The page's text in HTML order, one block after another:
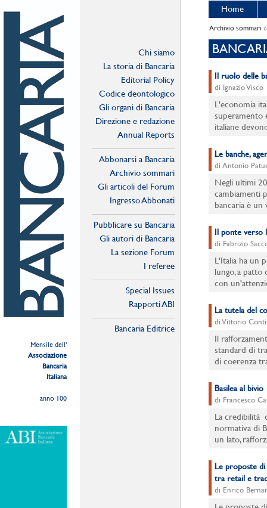
Mensile dell'
Associazione
Bancaria
Italiana
anno 100
Chi siamo
La storia di Bancaria
Editorial Policy
Codice deontologico
Gli organi di Bancaria
Direzione e redazione
Annual Reports
Abbonarsi a Bancaria
Archivio sommari
Gli articoli del Forum
Ingresso Abbonati
Pubblicare su Bancaria
Gli autori di Bancaria
La sezione Forum
I referee
Special Issues
Rapporti ABI
Bancaria Editrice
Home
Archivio sommari
Il ruolo delle
di Ignazio Visco
L'economia
superamento
italiane
Le banche,
di Antonio
Negli ultimi
cambiamenti
bancaria è
Il ponte verso
di Fabrizio
L'Italia ha un
lungo, a
con
La tutela del
di Vittorio Conti
Il
standard di
di coerenza
Basilea al bivio
di Francesco
La credibilità
normativa di
un lato,
Le proposte di
tra retail e
di Enrico